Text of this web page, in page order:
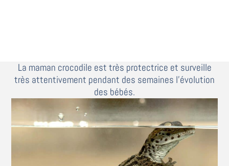
La maman crocodile est très protectrice et surveille
très attentivement pendant des semaines l’évolution
des bébés.